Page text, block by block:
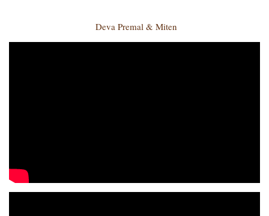
Deva Premal & Miten